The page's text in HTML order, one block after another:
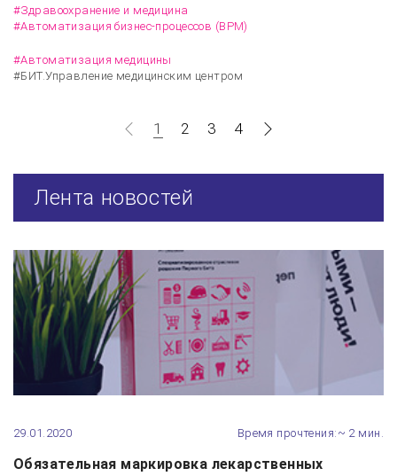
#Здравоохранение и медицина
#Автоматизация бизнес-процессов (BPM)
#Автоматизация медицины
#БИТ.Управление медицинским центром
1 2 3 4
Лента новостей
29.01.2020 Время прочтения:~ 2 мин.
Обязательная маркировка лекарственных